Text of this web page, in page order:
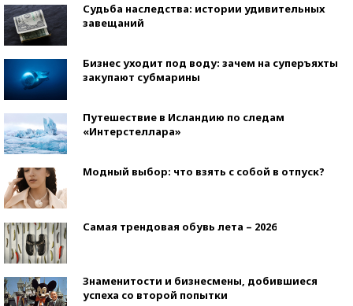
Судьба наследства: истории удивительных
завещаний
Бизнес уходит под воду: зачем на суперъяхты
закупают субмарины
Путешествие в Исландию по следам
«Интерстеллара»
Модный выбор: что взять с собой в отпуск?
Самая трендовая обувь лета – 2026
Знаменитости и бизнесмены, добившиеся
успеха со второй попытки